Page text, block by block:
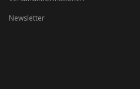
Newsletter